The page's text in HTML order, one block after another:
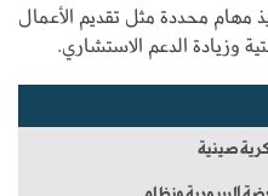
مهام محددة مثل تقديم الأعمال
وزيادة الدعم الاستشاري.
صينية